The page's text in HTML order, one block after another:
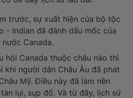
trước, sự xuất hiện của bộ tộc
- Indian đã đánh dấu mốc của
Canada.
hỏi Canada thuộc châu nào thì
khi người dân Châu Âu đã phát
Mỹ. Điều này đã làm nền
lụi, sụp đổ. Và từ đây, lịch sử